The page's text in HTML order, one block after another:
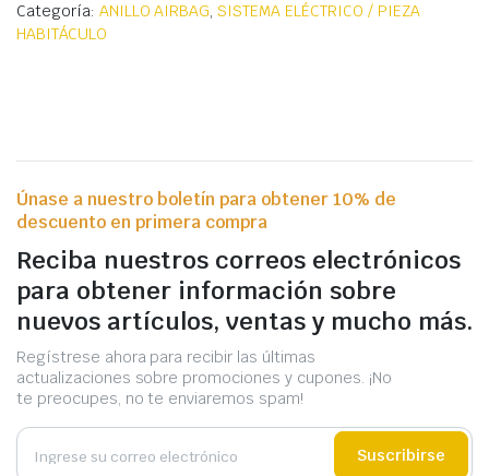
Categoría: ANILLO AIRBAG,SISTEMA ELÉCTRICO / PIEZA
HABITÁCULO
Únase a nuestro boletín para obtener 10% de
descuento en primera compra
Reciba nuestros correos electrónicos
para obtener información sobre
nuevos artículos, ventas y mucho más.
Regístrese ahora para recibir las últimas
actualizaciones sobre promociones y cupones. ¡No
te preocupes, no te enviaremos spam!
Suscribirse